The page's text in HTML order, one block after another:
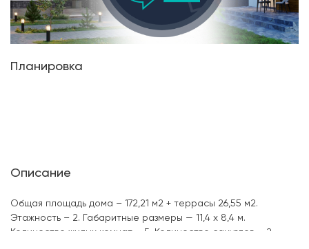
Планировка
Описание
Общая площадь дома – 172,21 м2 + террасы 26,55 м2.
Этажность – 2. Габаритные размеры — 11,4 х 8,4 м.
Количество жилых комнат – 5. Количество санузлов – 2.